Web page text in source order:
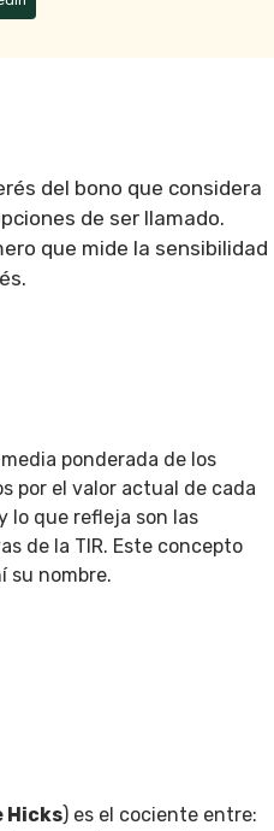
del bono que considera
de ser llamado.
que mide la sensibilidad
ponderada de los
por el valor actual de cada
lo que refleja son las
de la TIR. Este concepto
su nombre.
Hicks) es el cociente entre: